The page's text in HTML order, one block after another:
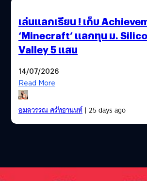
เล่นแลกเรียน ! เก็บ
‘Minecraft’ แลกทุน ม.
Valley 5 แสน
14/07/2026
Read More
อมลวรรณ ศรัทธานนท์| 25 days ago